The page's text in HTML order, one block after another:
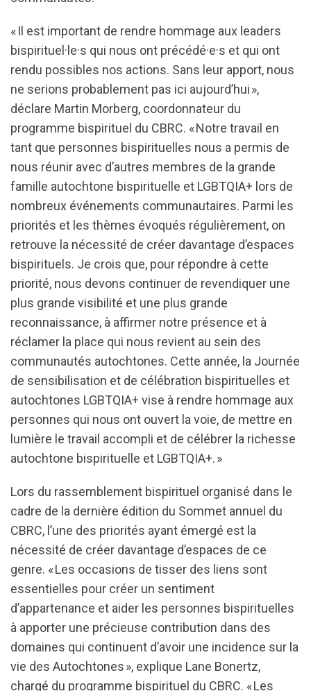
« Il est important de rendre hommage aux leaders
bispirituel·le·s qui nous ont précédé·e·s et qui ont
rendu possibles nos actions. Sans leur apport, nous
ne serions probablement pas ici aujourd’hui »,
déclare Martin Morberg, coordonnateur du
programme bispirituel du CBRC. « Notre travail en
tant que personnes bispirituelles nous a permis de
nous réunir avec d’autres membres de la grande
famille autochtone bispirituelle et LGBTQIA+ lors de
nombreux événements communautaires. Parmi les
priorités et les thèmes évoqués régulièrement, on
retrouve la nécessité de créer davantage d’espaces
bispirituels. Je crois que, pour répondre à cette
priorité, nous devons continuer de revendiquer une
plus grande visibilité et une plus grande
reconnaissance, à affirmer notre présence et à
réclamer la place qui nous revient au sein des
communautés autochtones. Cette année, la Journée
de sensibilisation et de célébration bispirituelles et
autochtones LGBTQIA+ vise à rendre hommage aux
personnes qui nous ont ouvert la voie, de mettre en
lumière le travail accompli et de célébrer la richesse
autochtone bispirituelle et LGBTQIA+. »
Lors du rassemblement bispirituel organisé dans le
cadre de la dernière édition du Sommet annuel du
CBRC, l’une des priorités ayant émergé est la
nécessité de créer davantage d’espaces de ce
genre. « Les occasions de tisser des liens sont
essentielles pour créer un sentiment
d’appartenance et aider les personnes bispirituelles
à apporter une précieuse contribution dans des
domaines qui continuent d’avoir une incidence sur la
vie des Autochtones », explique Lane Bonertz,
chargé du programme bispirituel du CBRC. « Les